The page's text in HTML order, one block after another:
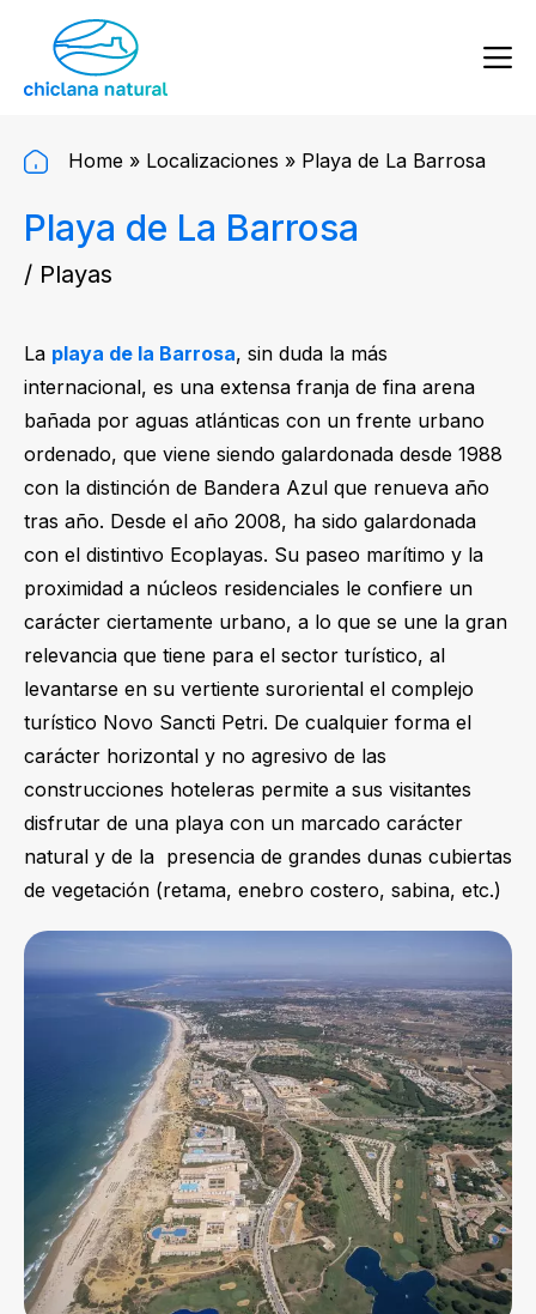
Home » Localizaciones » Playa de La Barrosa
Playa de La Barrosa
/ Playas
La playa de la Barrosa, sin duda la más
internacional, es una extensa franja de fina arena
bañada por aguas atlánticas con un frente urbano
ordenado, que viene siendo galardonada desde 1988
con la distinción de Bandera Azul que renueva año
tras año. Desde el año 2008, ha sido galardonada
con el distintivo Ecoplayas. Su paseo marítimo y la
proximidad a núcleos residenciales le confiere un
carácter ciertamente urbano, a lo que se une la gran
relevancia que tiene para el sector turístico, al
levantarse en su vertiente suroriental el complejo
turístico Novo Sancti Petri. De cualquier forma el
carácter horizontal y no agresivo de las
construcciones hoteleras permite a sus visitantes
disfrutar de una playa con un marcado carácter
natural y de la presencia de grandes dunas cubiertas
de vegetación (retama, enebro costero, sabina, etc.)